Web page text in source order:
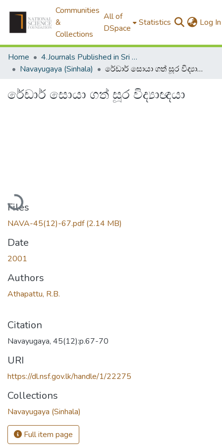
Communities
&
Collections
All of
DSpace
Statistics Log In
Home
4.Journals Published in Sri Lanka
Navayugaya (Sinhala)
රේඩාර් සොයා ගත් සූර විද්‍යාඥයා
රේඩාර් සොයා ගත් සූර විද්‍යාඥයා
Loading...
Files
NAVA-45(12)-67.pdf(2.14 MB)
Date
2001
Authors
Athapattu, R.B.
Citation
Navayugaya, 45(12):p.67-70
URI
https://dl.nsf.gov.lk/handle/1/22275
Collections
Navayugaya (Sinhala)
Full item page